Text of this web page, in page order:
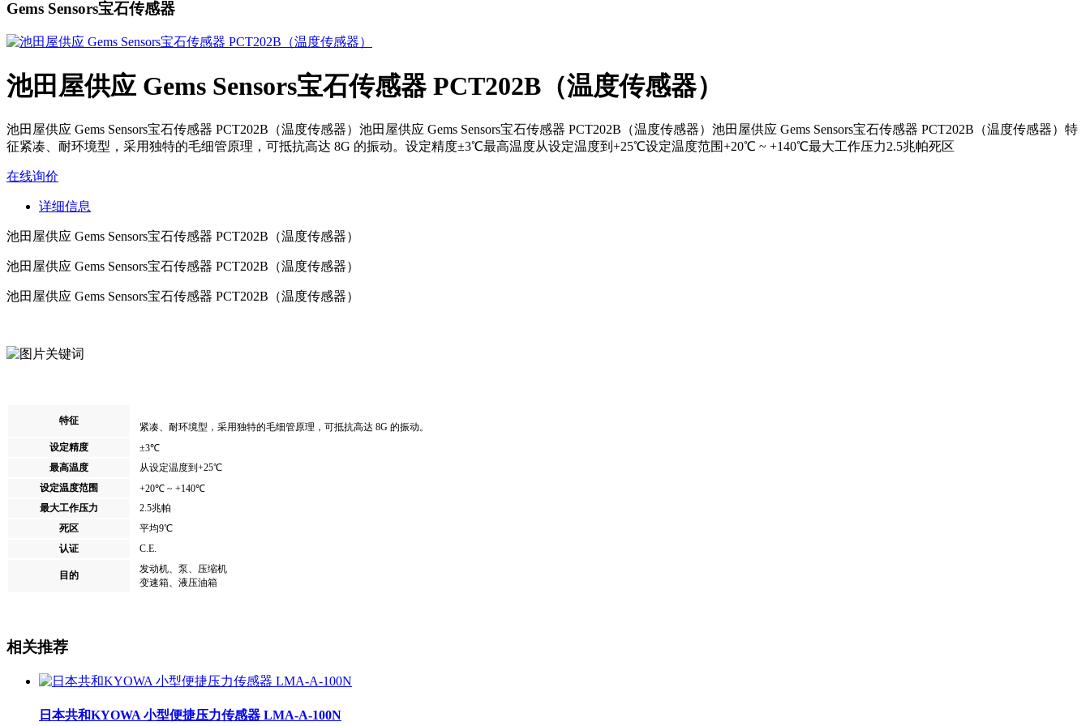
Gems Sensors宝石传感器
池田屋供应 Gems Sensors宝石传感器 PCT202B（温度传感器）
池田屋供应 Gems Sensors宝石传感器 PCT202B（温度传感器）池田屋供应 Gems Sensors宝石传感器 PCT202B（温度传感器）池田屋供应 Gems Sensors宝石传感器 PCT202B（温度传感器）特
征紧凑、耐环境型，采用独特的毛细管原理，可抵抗高达 8G 的振动。设定精度±3℃最高温度从设定温度到+25℃设定温度范围+20℃ ~ +140℃最大工作压力2.5兆帕死区
在线询价
详细信息
池田屋供应 Gems Sensors宝石传感器 PCT202B（温度传感器）
池田屋供应 Gems Sensors宝石传感器 PCT202B（温度传感器）
池田屋供应 Gems Sensors宝石传感器 PCT202B（温度传感器）
特征
紧凑、耐环境型，采用独特的毛细管原理，可抵抗高达 8G 的振动。
设定精度
±3℃
最高温度
从设定温度到+25℃
设定温度范围
+20℃ ~ +140℃
最大工作压力
2.5兆帕
死区
平均9℃
认证
C.E.
目的
发动机、泵、压缩机
变速箱、液压油箱
相关推荐
日本共和KYOWA 小型便捷压力传感器 LMA-A-100N